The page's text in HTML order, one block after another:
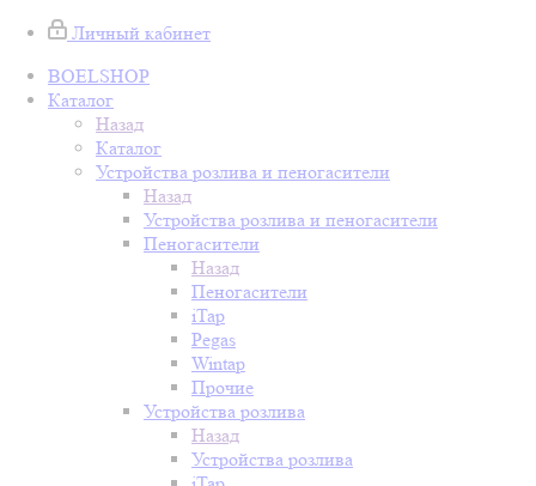
Личный кабинет
BOELSHOP
Каталог
Назад
Каталог
Устройства розлива и пеногасители
Назад
Устройства розлива и пеногасители
Пеногасители
Назад
Пеногасители
iTap
Pegas
Wintap
Прочие
Устройства розлива
Назад
Устройства розлива